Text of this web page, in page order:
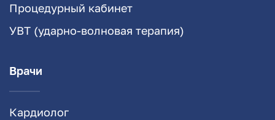
Процедурный кабинет
УВТ (ударно-волновая терапия)
Врачи
Кардиолог